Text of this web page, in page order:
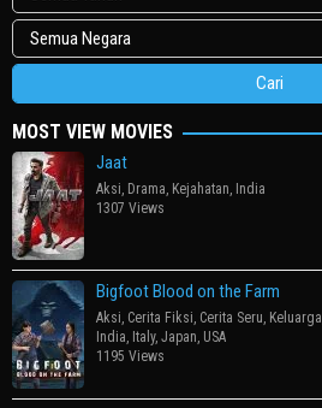
MOST VIEW MOVIES
Jaat
Aksi, Drama, Kejahatan, India
1307 Views
Bigfoot Blood on the Farm
Aksi, Cerita Fiksi, Cerita Seru, Keluarga
India, Italy, Japan, USA
1195 Views